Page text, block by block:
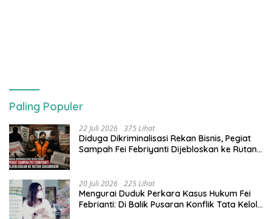
Paling Populer
22 Juli 2026 375 Lihat
Diduga Dikriminalisasi Rekan Bisnis, Pegiat
Sampah Fei Febriyanti Dijebloskan ke Rutan
20 Juli 2026 225 Lihat
​Mengurai Duduk Perkara Kasus Hukum Fei
Febrianti: Di Balik Pusaran Konflik Tata Kelola